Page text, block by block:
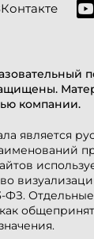
компании.
является
ФЗ.